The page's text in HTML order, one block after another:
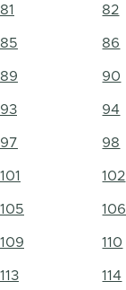
81 82
85 86
89 90
93 94
97 98
101 102
105 106
109 110
113 114